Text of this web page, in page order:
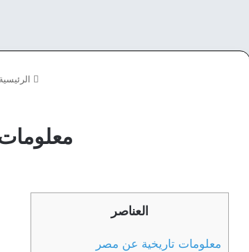
الرئيسية
العناصر
معلومات تاريخية عن مصر